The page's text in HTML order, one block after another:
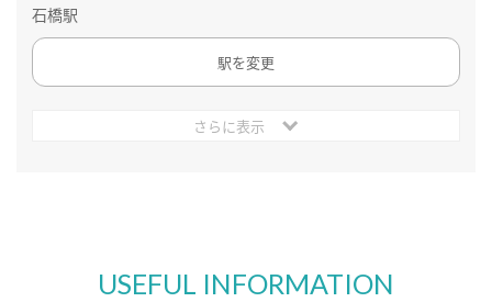
石橋駅
駅を変更
さらに表示
USEFUL INFORMATION